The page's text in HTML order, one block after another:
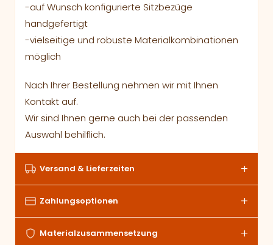
-auf Wunsch konfigurierte Sitzbezüge
handgefertigt
-vielseitige und robuste Materialkombinationen
möglich
Nach Ihrer Bestellung nehmen wir mit Ihnen
Kontakt auf.
Wir sind Ihnen gerne auch bei der passenden
Auswahl behilflich.
Versand & Lieferzeiten
Zahlungsoptionen
Materialzusammensetzung